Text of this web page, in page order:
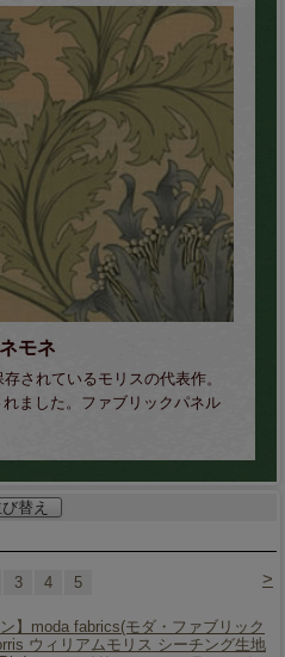
モネ
されているモリスの代表作。
ました。ファブリックパネル
替え
>
3 4 5
】 moda fabrics(モダ・ファブリック
ウィリアムモリス シーチング生地